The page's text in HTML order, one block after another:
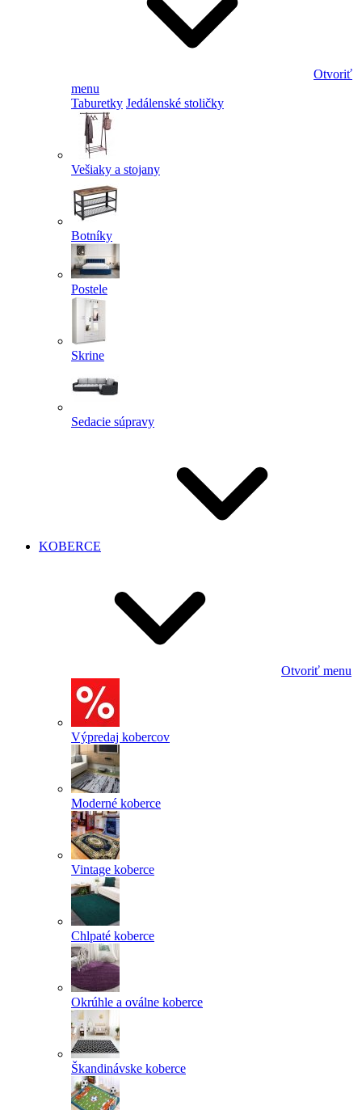
Otvoriť
menu
Taburetky Jedálenské stoličky
Vešiaky a stojany
Botníky
Postele
Skrine
Sedacie súpravy
KOBERCE
Otvoriť menu
Výpredaj kobercov
Moderné koberce
Vintage koberce
Chlpaté koberce
Okrúhle a oválne koberce
Škandinávske koberce